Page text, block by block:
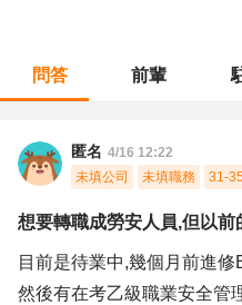
問答 前輩
匿名 4/16 12:22
未填公司
未填職務 31-
想要轉職成勞安人員,但以前
目前是待業中,幾個月前進
然後有在考乙級職業安全管